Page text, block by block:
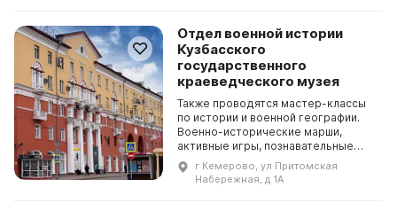
Отдел военной истории
Кузбасского
государственного
краеведческого музея
Также проводятся мастер-классы
по истории и военной географии.
Военно-исторические марши,
активные игры, познавательные
экскурсии по памятникам великой
Отечественной войны помогают
детям и молодежи по...
г Кемерово, ул Притомская
Набережная, д 1А